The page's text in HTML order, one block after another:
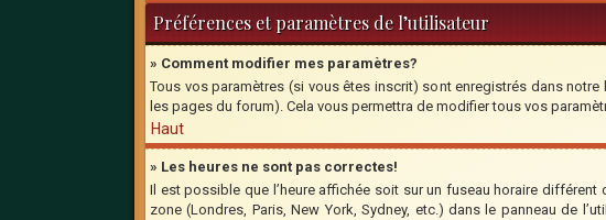
Préférences et paramètres de l’utilisateur
» Comment modifier mes paramètres?
Tous vos paramètres (si vous êtes inscrit) sont enregistrés dans
les pages du forum). Cela vous permettra de modifier tous vos
Haut
» Les heures ne sont pas correctes!
Il est possible que l’heure affichée soit sur un fuseau horaire
zone (Londres, Paris, New York, Sydney, etc.) dans le panneau de